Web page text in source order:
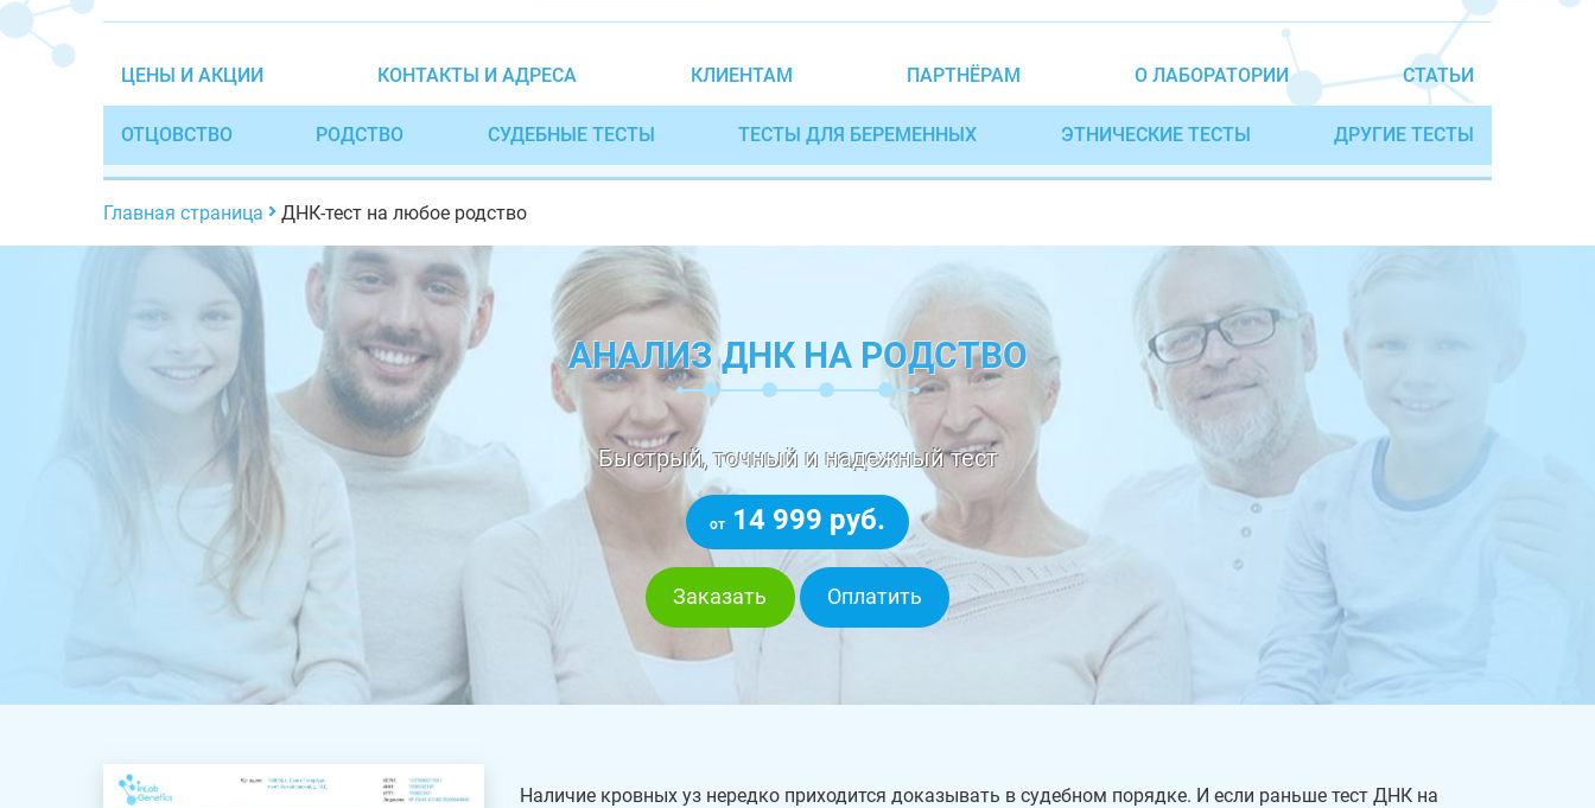
ЦЕНЫ И АКЦИИ КОНТАКТЫ И АДРЕСА КЛИЕНТАМ ПАРТНЁРАМ О ЛАБОРАТОРИИ СТАТЬИ
ОТЦОВСТВО РОДСТВО СУДЕБНЫЕ ТЕСТЫ ТЕСТЫ ДЛЯ БЕРЕМЕННЫХ ЭТНИЧЕСКИЕ ТЕСТЫ ДРУГИЕ ТЕСТЫ
Главная страница ДНК-тест на любое родство
АНАЛИЗ ДНК НА РОДСТВО
Быстрый, точный и надежный тест
от 14 999 руб.
Заказать Оплатить
Наличие кровных уз нередко приходится доказывать в судебном порядке. И если раньше тест ДНК на